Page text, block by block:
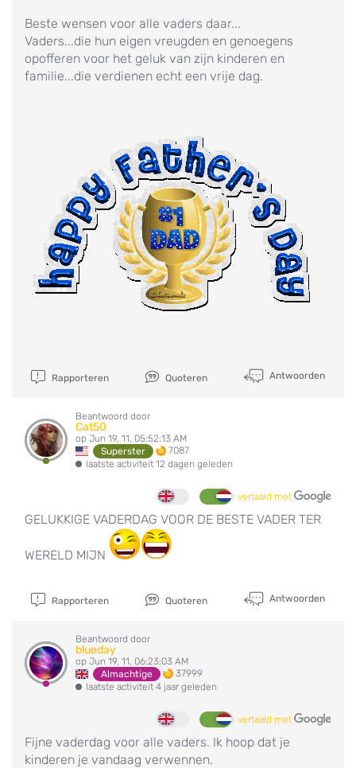
Beste wensen voor alle vaders daar...
Vaders...die hun eigen vreugden en genoegens
opofferen voor het geluk van zijn kinderen en
familie...die verdienen echt een vrije dag.
Rapporteren Quoteren Antwoorden
Beantwoord door
Cat50
op Jun 19, 11, 05:52:13 AM
Superster
7087
laatste activiteit 12 dagen geleden
vertaald met
GELUKKIGE VADERDAG VOOR DE BESTE VADER TER
WERELD MIJN
Rapporteren Quoteren Antwoorden
Beantwoord door
blueday
op Jun 19, 11, 06:23:03 AM
Almachtige
37999
laatste activiteit 4 jaar geleden
vertaald met
Fijne vaderdag voor alle vaders. Ik hoop dat je
kinderen je vandaag verwennen.